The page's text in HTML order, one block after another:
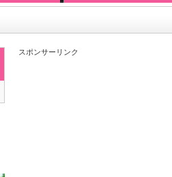
スポンサーリンク